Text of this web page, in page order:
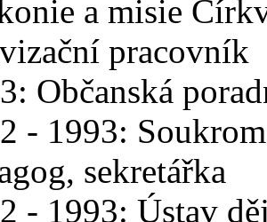
a misie
pracovník
Občanská
- 1993:
sekretářka
- 1993: Ústav